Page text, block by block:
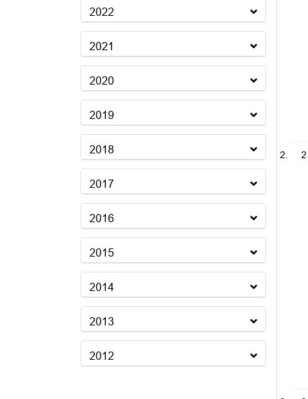
2022
2021
2020
2019
2018
2017
2016
2015
2014
2013
2012
2